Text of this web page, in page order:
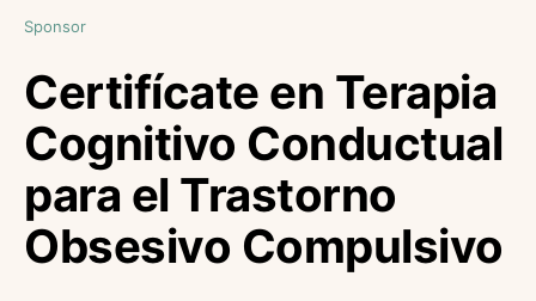
Sponsor
Certifícate en Terapia
Cognitivo Conductual
para el Trastorno
Obsesivo Compulsivo